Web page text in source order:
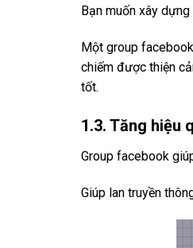
Bạn muốn xây
Một group
chiếm được thiện
tốt.
1.3. Tăng hiệu
Group facebook
Giúp lan truyền